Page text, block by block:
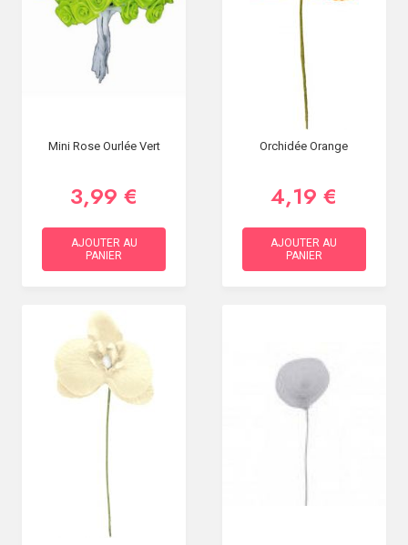
Mini Rose Ourlée Vert
3,99 €
AJOUTER AU
PANIER
Orchidée Orange
4,19 €
AJOUTER AU
PANIER